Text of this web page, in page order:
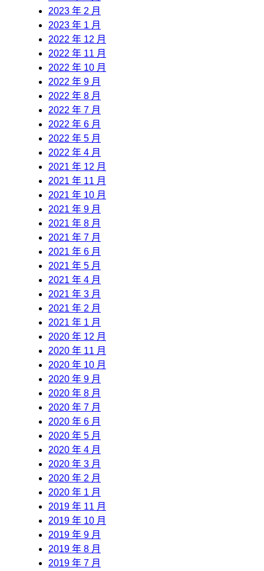
2023 年 2 月
2023 年 1 月
2022 年 12 月
2022 年 11 月
2022 年 10 月
2022 年 9 月
2022 年 8 月
2022 年 7 月
2022 年 6 月
2022 年 5 月
2022 年 4 月
2021 年 12 月
2021 年 11 月
2021 年 10 月
2021 年 9 月
2021 年 8 月
2021 年 7 月
2021 年 6 月
2021 年 5 月
2021 年 4 月
2021 年 3 月
2021 年 2 月
2021 年 1 月
2020 年 12 月
2020 年 11 月
2020 年 10 月
2020 年 9 月
2020 年 8 月
2020 年 7 月
2020 年 6 月
2020 年 5 月
2020 年 4 月
2020 年 3 月
2020 年 2 月
2020 年 1 月
2019 年 11 月
2019 年 10 月
2019 年 9 月
2019 年 8 月
2019 年 7 月